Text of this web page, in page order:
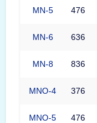
MN-5 476
MN-6 636
MN-8 836
MNO-4 376
MNO-5 476